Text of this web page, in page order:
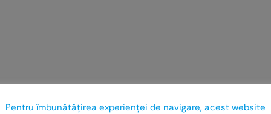
Pentru îmbunătăţirea experienţei de navigare, acest website